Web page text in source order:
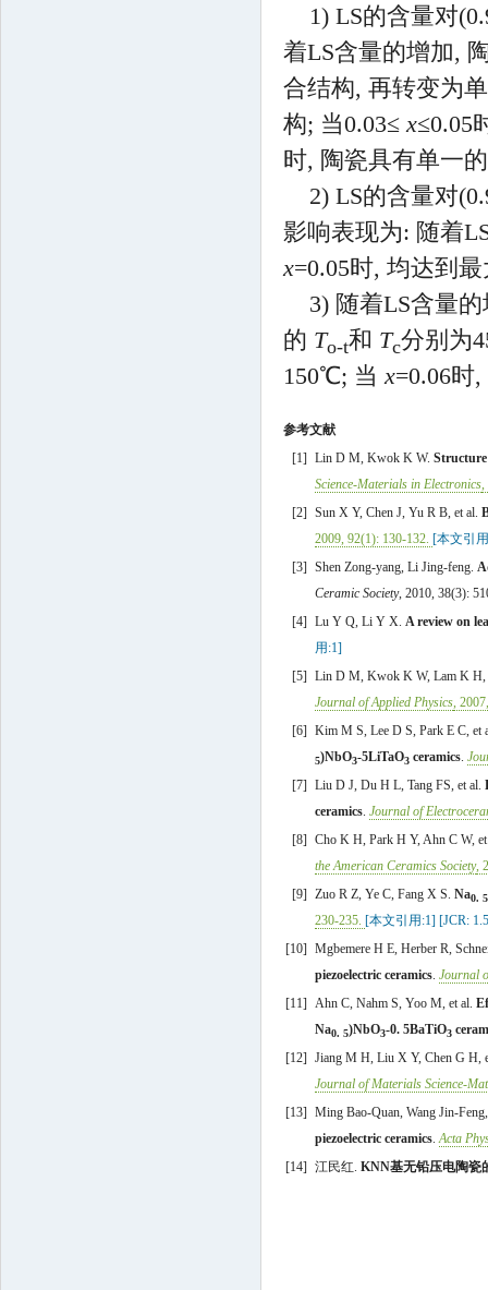
1) LS的含量对
着LS含量的增加,
合结构, 再转变为
构; 当0.03≤ x≤0.05
时, 陶瓷具有单一
2) LS的含量对
影响表现为: 随着
x=0.05时, 均达到
3) 随着LS含量
的 To-t和 Tc分别为
150℃; 当 x=0.06时,
参考文献
[1] Lin D M, Kwok K W.
Science-Materials in Electronics,
[2] Sun X Y, Chen J, Yu R B, et al.
2009, 92(1): 130-132. [本文引
[3] Shen Zong-yang, Li Jing-feng.
Ceramic Society, 2010, 38(3):
[4] Lu Y Q, Li Y X. A review on
用:1]
[5] Lin D M, Kwok K W, Lam K H,
Journal of Applied Physics, 2007
[6] Kim M S, Lee D S, Park E C, et
5)NbO3-5LiTaO3 ceramics.
[7] Liu D J, Du H L, Tang FS, et al.
ceramics. Journal of
[8] Cho K H, Park H Y,Ahn C W,
the American Ceramics Society,
[9] Zuo R Z, Ye C, Fang X S. Na0. 5
230-235. [本文引用:1] [JCR:
[10] Mgbemere H E, Herber R,
piezoelectric ceramics. Journal
[11] Ahn C, Nahm S, Yoo M, et al.
Na0. 5)NbO3-0. 5BaTiO3
[12] Jiang M H, Liu X Y, Chen G H,
Journal of Materials Science-
[13] Ming Bao-Quan, Wang Jin-Feng
piezoelectric ceramics.Acta
[14] 江民红. KNN基无铅压电陶瓷